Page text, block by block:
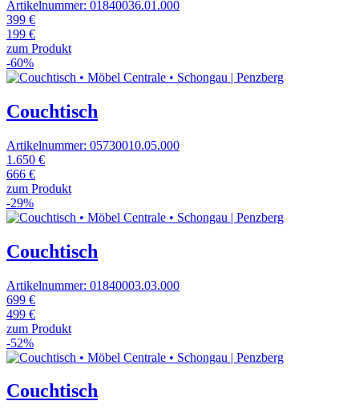
Artikelnummer: 01840036.01.000
399 €
199 €
zum Produkt
-60%
Couchtisch
Artikelnummer: 05730010.05.000
1.650 €
666 €
zum Produkt
-29%
Couchtisch
Artikelnummer: 01840003.03.000
699 €
499 €
zum Produkt
-52%
Couchtisch